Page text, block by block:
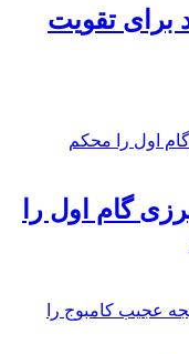
برای تقویت
گام اول را